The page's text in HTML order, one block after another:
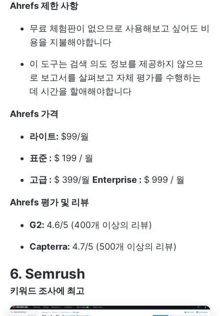
Ahrefs 제한 사항
무료 체험판이 없으므로 사용해보고 싶어도 비
용을 지불해야합니다
이 도구는 검색 의도 정보를 제공하지 않으므
로 보고서를 살펴보고 자체 평가를 수행하는
데 시간을 할애해야합니다
Ahrefs 가격
라이트: $99/월
표준 : $ 199 / 월
고급 : $ 399/월 Enterprise : $ 999 / 월
Ahrefs 평가 및 리뷰
G2: 4.6/5 (400개 이상의 리뷰)
Capterra: 4.7/5 (500개 이상의 리뷰)
6. Semrush
키워드 조사에 최고